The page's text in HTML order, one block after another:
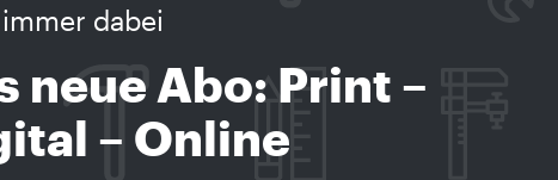
immer dabei
neue Abo: Print –
– Online